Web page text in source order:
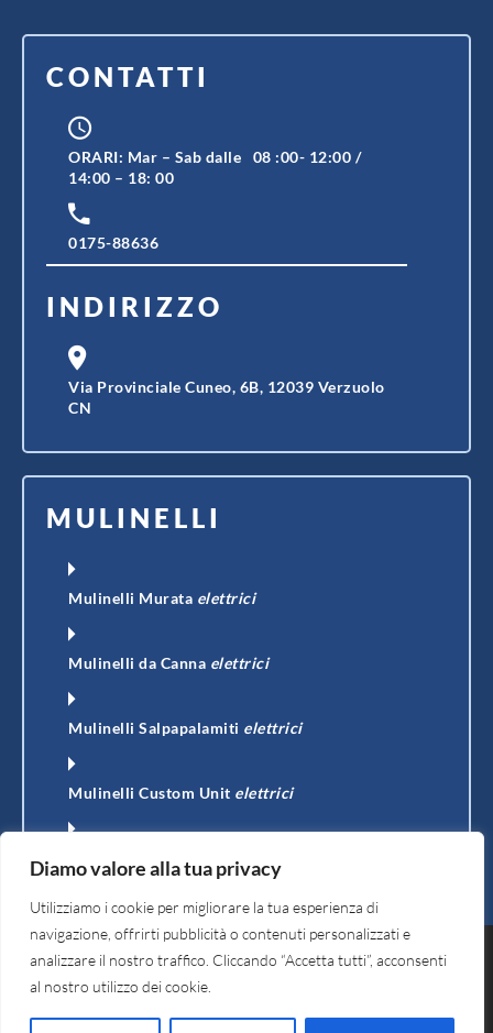
Diamo valore alla tua privacy
Utilizziamo i cookie per migliorare la tua esperienza di
navigazione, offrirti pubblicità o contenuti personalizzati e
analizzare il nostro traffico. Cliccando “Accetta tutti”, acconsenti
al nostro utilizzo dei cookie.
CONTATTI
ORARI: Mar – Sab dalle 08 :00- 12:00 /
14:00 – 18: 00
0175-88636
INDIRIZZO
Via Provinciale Cuneo, 6B, 12039 Verzuolo
CN
MULINELLI
Mulinelli Murata elettrici
Mulinelli da Canna elettrici
Mulinelli Salpapalamiti elettrici
Mulinelli Custom Unit elettrici
Affondatori e Recuperi
Progettato e sviluppato daCervido Web Agency| P.Iva:
IT01858720046 | Dichiarazione